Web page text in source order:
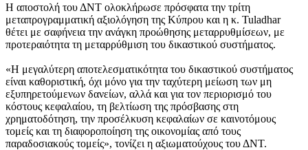
Η αποστολή του ΔΝΤ ολοκλήρωσε πρόσφατα την τρίτη
μεταπρογραμματική αξιολόγηση της Κύπρου και η κ. Tuladhar
θέτει με σαφήνεια την ανάγκη προώθησης μεταρρυθμίσεων, με
προτεραιότητα τη μεταρρύθμιση του δικαστικού συστήματος.
«Η μεγαλύτερη αποτελεσματικότητα του δικαστικού συστήματος
είναι καθοριστική, όχι μόνο για την ταχύτερη μείωση των μη
εξυπηρετούμενων δανείων, αλλά και για τον περιορισμό του
κόστους κεφαλαίου, τη βελτίωση της πρόσβασης στη
χρηματοδότηση, την προσέλκυση κεφαλαίων σε καινοτόμους
τομείς και τη διαφοροποίηση της οικονομίας από τους
παραδοσιακούς τομείς», τονίζει η αξιωματούχους του ΔΝΤ.